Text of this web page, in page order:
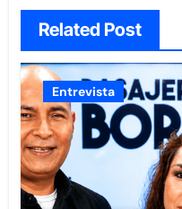
Related Post
Entrevista